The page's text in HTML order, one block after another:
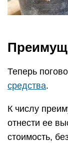
Теперь
средства.
К числу
отнести ее
стоимость,